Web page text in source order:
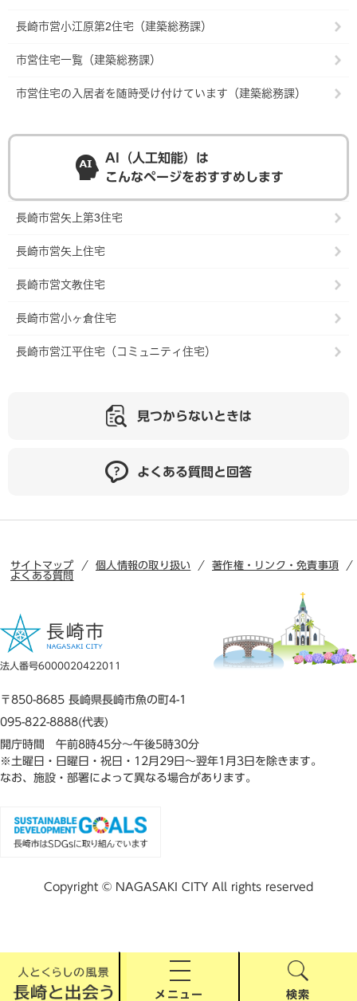
メニュー 検索
長崎市営小江原第2住宅（建築総務課）
市営住宅一覧（建築総務課）
市営住宅の入居者を随時受け付けています（建築総務課）
AI（人工知能）は
こんなページをおすすめします
長崎市営矢上第3住宅
長崎市営矢上住宅
長崎市営文教住宅
長崎市営小ヶ倉住宅
長崎市営江平住宅（コミュニティ住宅）
見つからないときは
よくある質問と回答
サイトマップ 個人情報の取り扱い
著作権・リンク・免責事項
よくある質問
法人番号6000020422011
〒850-8685 長崎県長崎市魚の町4-1
095-822-8888(代表)
開庁時間 午前8時45分～午後5時30分
※土曜日・日曜日・祝日・12月29日～翌年1月3日を除きます。
なお、施設・部署によって異なる場合があります。
Copyright © NAGASAKI CITY All rights reserved